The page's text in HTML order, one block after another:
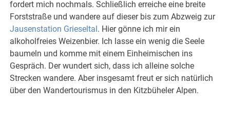
fordert mich nochmals. Schließlich erreiche eine breite
Forststraße und wandere auf dieser bis zum Abzweig zur
Jausenstation Grieseltal . Hier gönne ich mir ein
alkoholfreies Weizenbier. Ich lasse ein wenig die Seele
baumeln und komme mit einem Einheimischen ins
Gespräch. Der wundert sich, dass ich alleine solche
Strecken wandere. Aber insgesamt freut er sich natürlich
über den Wandertourismus in den Kitzbüheler Alpen.